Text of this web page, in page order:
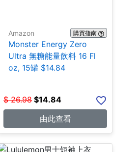
Amazon 購買指南
Monster Energy Zero
Ultra 無糖能量飲料 16 Fl
oz, 15罐 $14.84
$ 26.98 $14.84
由此查看